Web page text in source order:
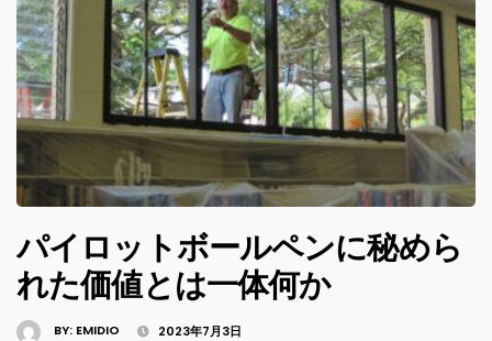
パイロットボールペンに秘めら
れた価値とは一体何か
BY: EMIDIO 2023年7月3日